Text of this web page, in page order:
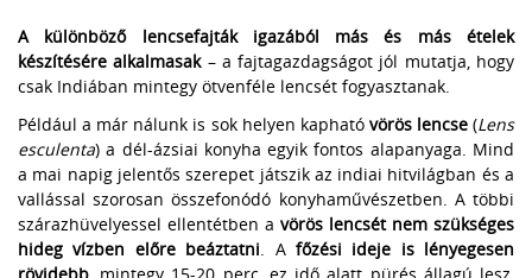
A különböző lencsefajták igazából más és más ételek
készítésére alkalmasak– a fajtagazdagságot jól mutatja, hogy
csak Indiában mintegy ötvenféle lencsét fogyasztanak.
Például a már nálunk is sok helyen kapható vörös lencse(Lens
esculenta) a dél-ázsiai konyha egyik fontos alapanyaga. Mind
a mai napig jelentős szerepet játszik az indiai hitvilágban és a
vallással szorosan összefonódó konyhaművészetben. A többi
szárazhüvelyessel ellentétben a vörös lencsét nem szükséges
hideg vízben előre beáztatni. A főzési ideje is lényegesen